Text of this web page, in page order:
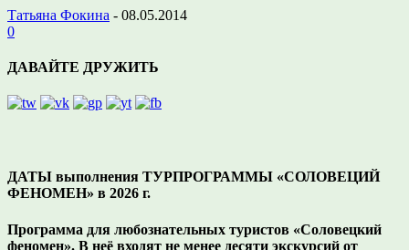
Татьяна Фокина - 08.05.2014
0
ДАВАЙТЕ ДРУЖИТЬ
ДАТЫ выполнения ТУРПРОГРАММЫ «СОЛОВЕЦИЙ
ФЕНОМЕН» в 2026 г.
Программа для любознательных туристов «Соловецкий
феномен». В неё входят не менее десяти экскурсий от